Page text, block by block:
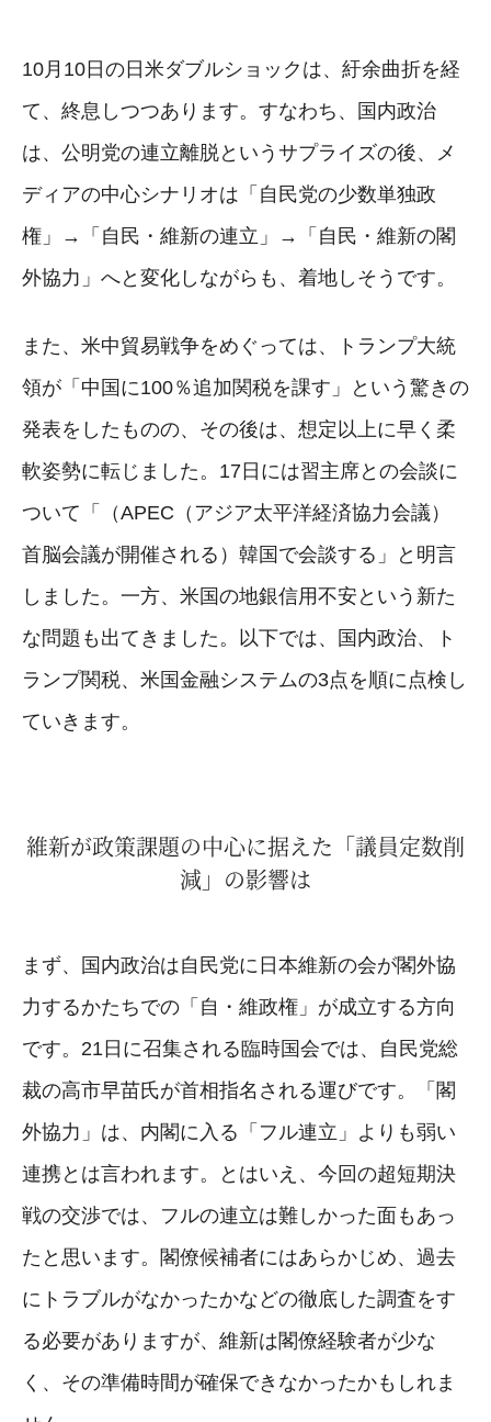
10月10日の日米ダブルショックは、紆余曲折を経
て、終息しつつあります。すなわち、国内政治
は、公明党の連立離脱というサプライズの後、メ
ディアの中心シナリオは「自民党の少数単独政
権」→「自民・維新の連立」→「自民・維新の閣
外協力」へと変化しながらも、着地しそうです。
また、米中貿易戦争をめぐっては、トランプ大統
領が「中国に100％追加関税を課す」という驚きの
発表をしたものの、その後は、想定以上に早く柔
軟姿勢に転じました。17日には習主席との会談に
ついて「（APEC（アジア太平洋経済協力会議）
首脳会議が開催される）韓国で会談する」と明言
しました。一方、米国の地銀信用不安という新た
な問題も出てきました。以下では、国内政治、ト
ランプ関税、米国金融システムの3点を順に点検し
ていきます。
維新が政策課題の中心に据えた「議員定数削
減」の影響は
まず、国内政治は自民党に日本維新の会が閣外協
力するかたちでの「自・維政権」が成立する方向
です。21日に召集される臨時国会では、自民党総
裁の高市早苗氏が首相指名される運びです。「閣
外協力」は、内閣に入る「フル連立」よりも弱い
連携とは言われます。とはいえ、今回の超短期決
戦の交渉では、フルの連立は難しかった面もあっ
たと思います。閣僚候補者にはあらかじめ、過去
にトラブルがなかったかなどの徹底した調査をす
る必要がありますが、維新は閣僚経験者が少な
く、その準備時間が確保できなかったかもしれま